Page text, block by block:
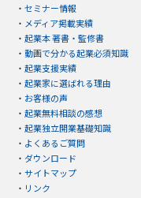
・ セミナー情報
・ メディア掲載実績
・ 起業本 著書・監修書
・ 動画で分かる起業必須知識
・ 起業支援実績
・ 起業家に選ばれる理由
・ お客様の声
・ 起業無料相談の感想
・ 起業独立開業基礎知識
・ よくあるご質問
・ ダウンロード
・ サイトマップ
・ リンク